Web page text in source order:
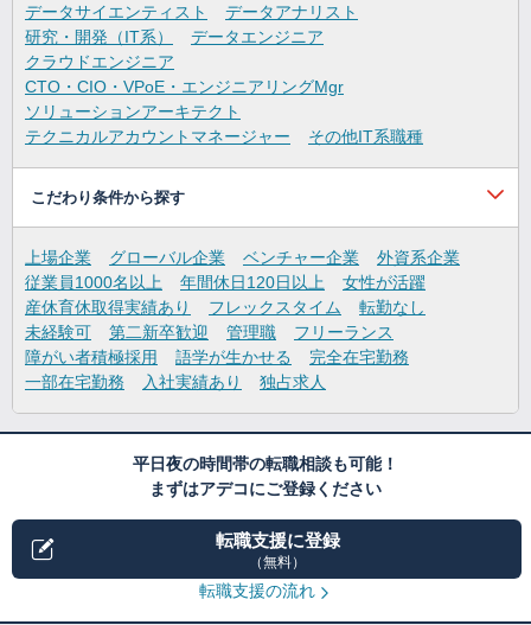
データサイエンティスト
データアナリスト
研究・開発（IT系）
データエンジニア
クラウドエンジニア
CTO・CIO・VPoE・エンジニアリングMgr
ソリューションアーキテクト
テクニカルアカウントマネージャー
その他IT系職種
こだわり条件から探す
上場企業 グローバル企業 ベンチャー企業
外資系企業
従業員1000名以上
年間休日120日以上
女性が活躍
産休育休取得実績あり
フレックスタイム
転勤なし
未経験可
第二新卒歓迎 管理職
フリーランス
障がい者積極採用
語学が生かせる
完全在宅勤務
一部在宅勤務
入社実績あり 独占求人
平日夜の時間帯の転職相談も可能！
まずはアデコにご登録ください
転職支援に登録
（無料）
転職支援の流れ